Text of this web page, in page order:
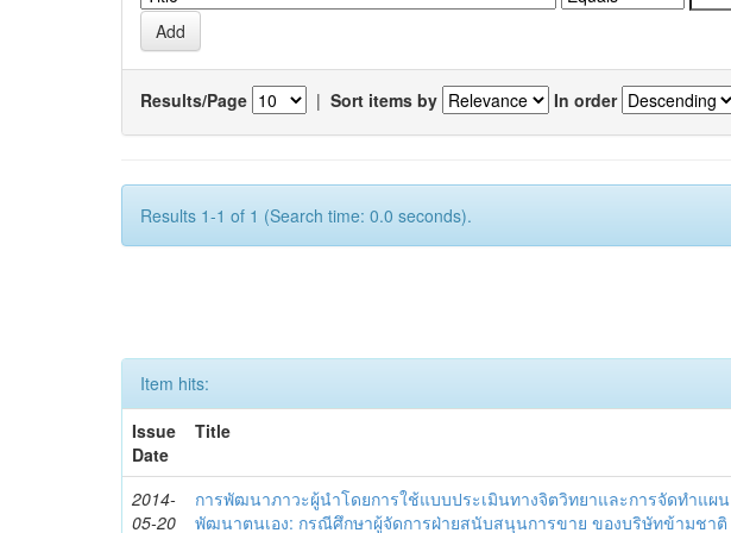
Results/Page | Sort items by In order
Results 1-1 of 1 (Search time: 0.0 seconds).
Item hits:
Issue
Date
Title
2014-
05-20
การพัฒนาภาวะผู้นำโดยการใช้แบบประเมินทางจิตวิทยาและการจัดทำแผน
พัฒนาตนเอง: กรณีศึกษาผู้จัดการฝ่ายสนับสนุนการขาย ของบริษัทข้ามชาติ